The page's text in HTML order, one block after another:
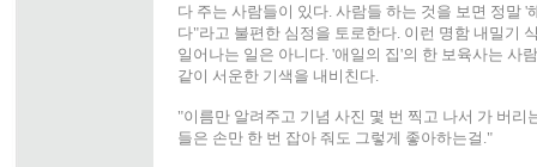
다 주는 사람들이 있다. 사람들 하는 것을 보면 정말 '
다"라고 불편한 심정을 토로한다. 이런 명함 내밀기
일어나는 일은 아니다. '애일의 집'의 한 보육사는 사
같이 서운한 기색을 내비친다.
"이름만 알려주고 기념 사진 몇 번 찍고 나서 가 버리
들은 손만 한 번 잡아 줘도 그렇게 좋아하는걸."